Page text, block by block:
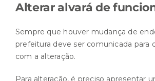
Alterar alvará de
Sempre que houver mudança de
prefeitura deve ser comunicada para
com a alteração.